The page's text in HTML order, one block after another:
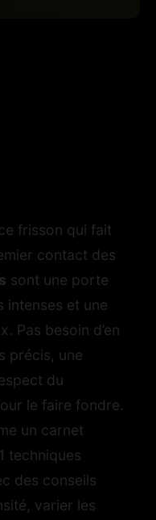
frisson qui fait
contact des
sont une porte
intenses et une
Pas besoin d’en
précis, une
du
le faire fondre.
un carnet
techniques
des conseils
varier les